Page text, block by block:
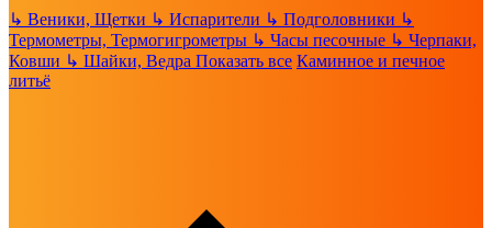
↳ Веники, Щетки ↳ Испарители ↳ Подголовники ↳
Термометры, Термогигрометры ↳ Часы песочные ↳ Черпаки,
Ковши ↳ Шайки, Ведра Показать все Каминное и печное
литьё